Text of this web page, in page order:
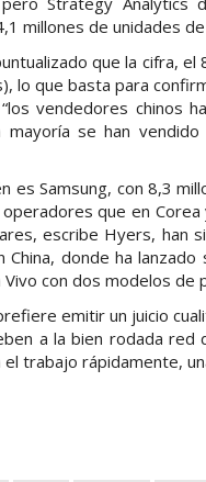
millones de unidades
que la cifra, el
lo que basta para
vendedores chinos
se han
Samsung, con 8,3
que en
escribe Hyers, han
donde ha
con dos modelos de
emitir un juicio
a la bien rodada red
trabajo rápidamente,